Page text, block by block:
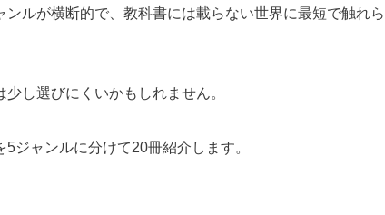
ルが横断的で、教科書には載らない世界に最短で触れら
し選びにくいかもしれません。
ジャンルに分けて20冊紹介します。